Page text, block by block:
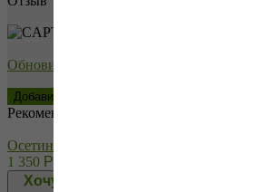
Обновить капчу (CAPTCHA)
Рекомендуем купить
Осетинский пирог с капустой и сыром
1 350 Р
Хочу!